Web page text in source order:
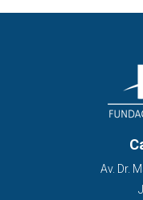
Av. Dr.